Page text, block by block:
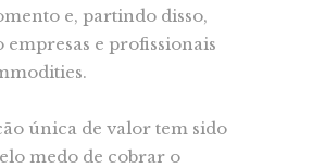
e, partindo disso,
empresas e profissionais
única de valor tem sido
medo de cobrar o